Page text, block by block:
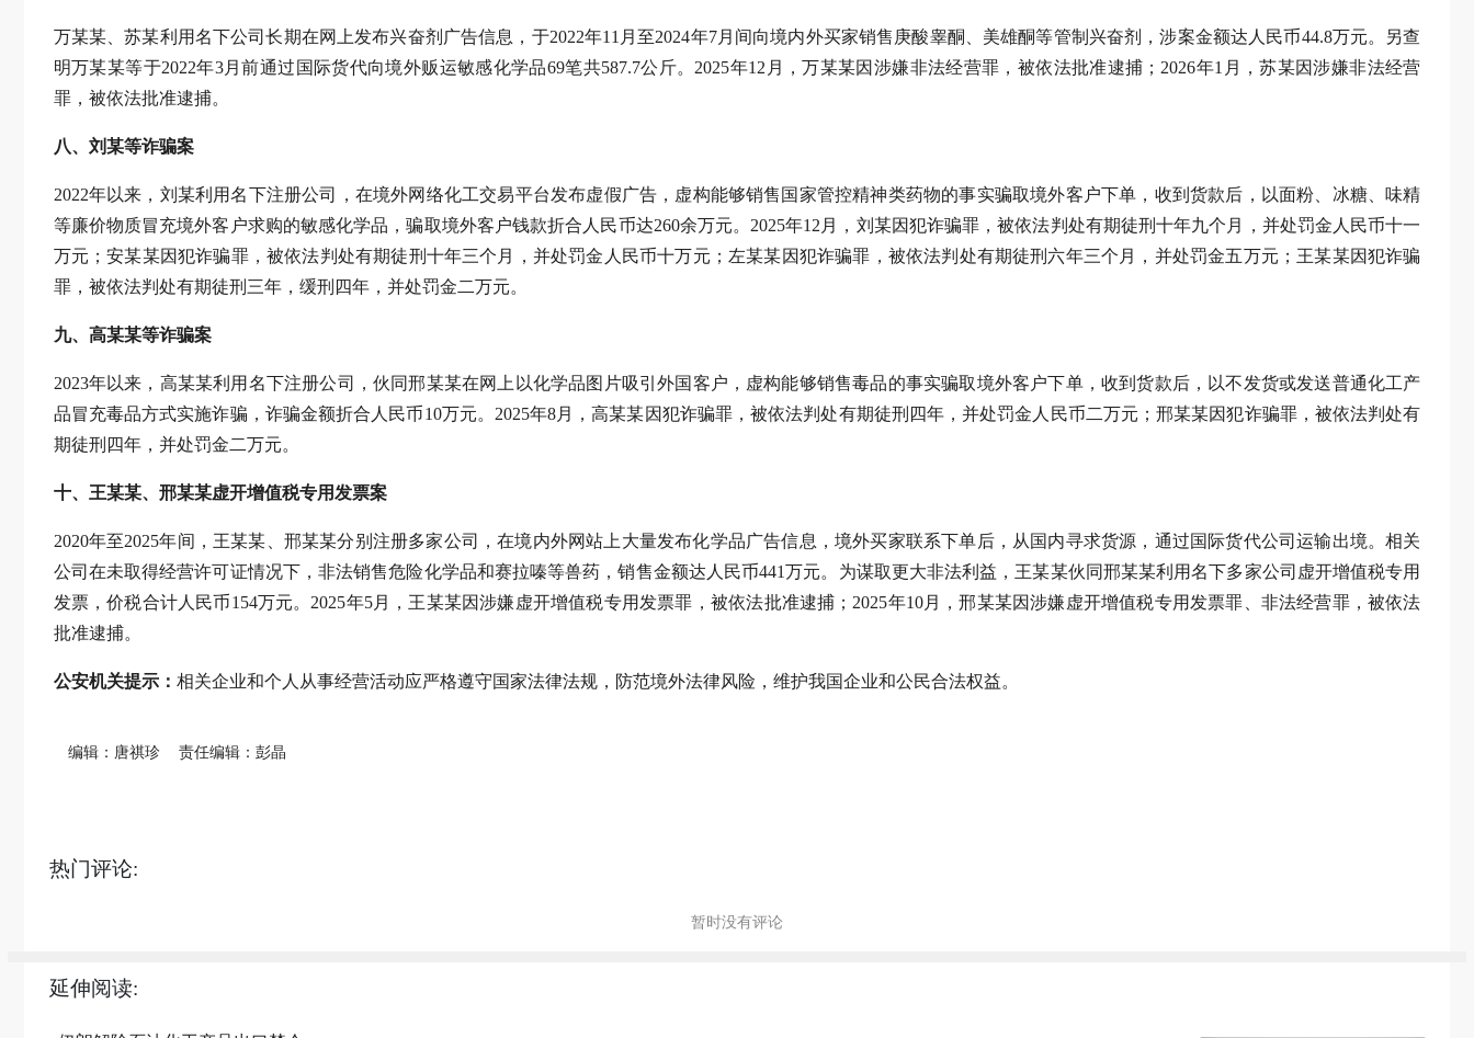
万某某、苏某利用名下公司长期在网上发布兴奋剂广告信息，于2022年11月至2024年7月间向境内外买家销售庚酸睾酮、美雄酮等管制兴奋剂，涉案金额达人民币44.8万元。另查
明万某某等于2022年3月前通过国际货代向境外贩运敏感化学品69笔共587.7公斤。2025年12月，万某某因涉嫌非法经营罪，被依法批准逮捕；2026年1月，苏某因涉嫌非法经营
罪，被依法批准逮捕。
八、刘某等诈骗案
2022年以来，刘某利用名下注册公司，在境外网络化工交易平台发布虚假广告，虚构能够销售国家管控精神类药物的事实骗取境外客户下单，收到货款后，以面粉、冰糖、味精
等廉价物质冒充境外客户求购的敏感化学品，骗取境外客户钱款折合人民币达260余万元。2025年12月，刘某因犯诈骗罪，被依法判处有期徒刑十年九个月，并处罚金人民币十一
万元；安某某因犯诈骗罪，被依法判处有期徒刑十年三个月，并处罚金人民币十万元；左某某因犯诈骗罪，被依法判处有期徒刑六年三个月，并处罚金五万元；王某某因犯诈骗
罪，被依法判处有期徒刑三年，缓刑四年，并处罚金二万元。
九、高某某等诈骗案
2023年以来，高某某利用名下注册公司，伙同邢某某在网上以化学品图片吸引外国客户，虚构能够销售毒品的事实骗取境外客户下单，收到货款后，以不发货或发送普通化工产
品冒充毒品方式实施诈骗，诈骗金额折合人民币10万元。2025年8月，高某某因犯诈骗罪，被依法判处有期徒刑四年，并处罚金人民币二万元；邢某某因犯诈骗罪，被依法判处有
期徒刑四年，并处罚金二万元。
十、王某某、邢某某虚开增值税专用发票案
2020年至2025年间，王某某、邢某某分别注册多家公司，在境内外网站上大量发布化学品广告信息，境外买家联系下单后，从国内寻求货源，通过国际货代公司运输出境。相关
公司在未取得经营许可证情况下，非法销售危险化学品和赛拉嗪等兽药，销售金额达人民币441万元。为谋取更大非法利益，王某某伙同邢某某利用名下多家公司虚开增值税专用
发票，价税合计人民币154万元。2025年5月，王某某因涉嫌虚开增值税专用发票罪，被依法批准逮捕；2025年10月，邢某某因涉嫌虚开增值税专用发票罪、非法经营罪，被依法
批准逮捕。
公安机关提示： 相关企业和个人从事经营活动应严格遵守国家法律法规，防范境外法律风险，维护我国企业和公民合法权益。
编辑：唐祺珍 责任编辑：彭晶
热门评论:
暂时没有评论
延伸阅读: